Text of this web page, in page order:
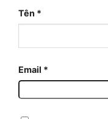
Tên *
Email *